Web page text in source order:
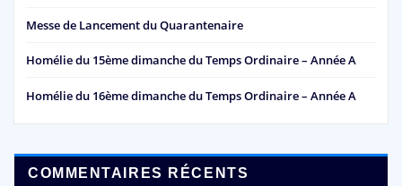
Messe de Lancement du Quarantenaire
Homélie du 15ème dimanche du Temps Ordinaire – Année A
Homélie du 16ème dimanche du Temps Ordinaire – Année A
COMMENTAIRES RÉCENTS